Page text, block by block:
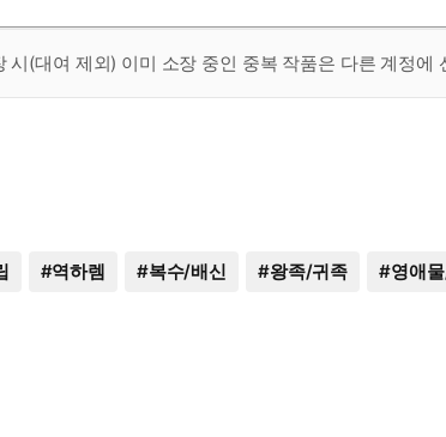
시(대여 제외) 이미 소장 중인 중복 작품은 다른 계정에
#역하렘 #복수/배신 #왕족/귀족 #영애